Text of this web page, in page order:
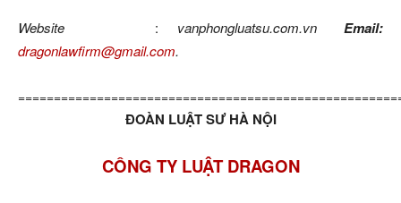
Website : vanphongluatsu.com.vn Email:
dragonlawfirm@gmail.com.
ĐOÀN LUẬT SƯ HÀ NỘI
CÔNG TY LUẬT DRAGON